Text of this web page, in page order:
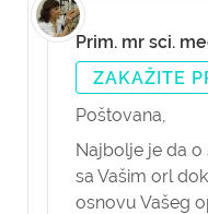
Prim. mr sci.
ZAKAŽITE
Poštovana,
Najbolje je da
sa Vašim orl
osnovu Vašeg